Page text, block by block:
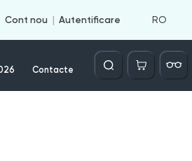
Cont nou Autentificare RO
Contacte
Căutare